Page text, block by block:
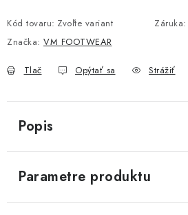
Kód tovaru: Zvoľte variant Záruka:
Značka: VM FOOTWEAR
Tlač Opýtať sa Strážiť
Popis
Parametre produktu